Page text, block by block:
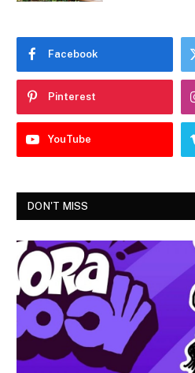
Facebook
Pinterest
YouTube
DON'T MISS